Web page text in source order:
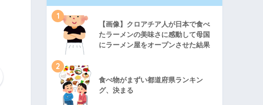
1
【画像】クロアチア人が日本で食べ
たラーメンの美味さに感動して母国
にラーメン屋をオープンさせた結果
2
食べ物がまずい都道府県ランキン
グ、決まる